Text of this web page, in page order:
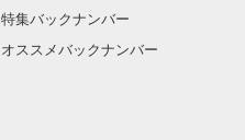
特集バックナンバー
オススメバックナンバー